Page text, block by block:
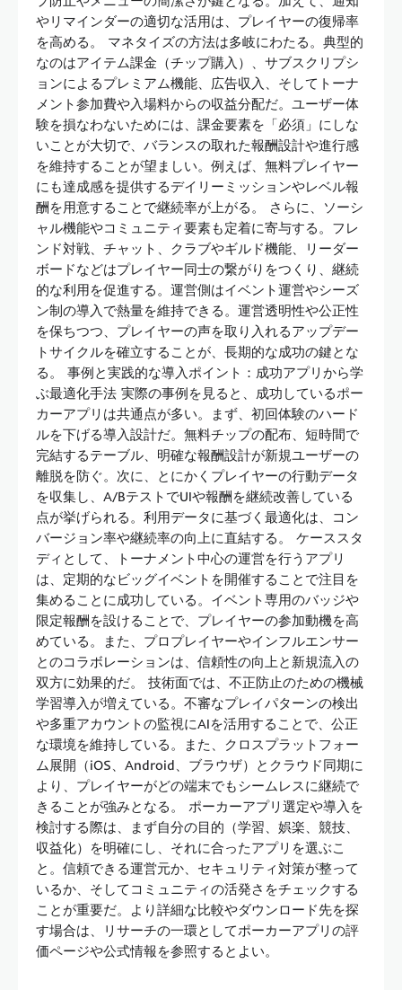
やリマインダーの適切な活用は、プレイヤーの復帰率
を高める。 マネタイズの方法は多岐にわたる。典型的
なのはアイテム課金（チップ購入）、サブスクリプシ
ョンによるプレミアム機能、広告収入、そしてトーナ
メント参加費や入場料からの収益分配だ。ユーザー体
験を損なわないためには、課金要素を「必須」にしな
いことが大切で、バランスの取れた報酬設計や進行感
を維持することが望ましい。例えば、無料プレイヤー
にも達成感を提供するデイリーミッションやレベル報
酬を用意することで継続率が上がる。 さらに、ソーシ
ャル機能やコミュニティ要素も定着に寄与する。フレ
ンド対戦、チャット、クラブやギルド機能、リーダー
ボードなどはプレイヤー同士の繋がりをつくり、継続
的な利用を促進する。運営側はイベント運営やシーズ
ン制の導入で熱量を維持できる。運営透明性や公正性
を保ちつつ、プレイヤーの声を取り入れるアップデー
トサイクルを確立することが、長期的な成功の鍵とな
る。 事例と実践的な導入ポイント：成功アプリから学
ぶ最適化手法 実際の事例を見ると、成功しているポー
カーアプリは共通点が多い。まず、初回体験のハード
ルを下げる導入設計だ。無料チップの配布、短時間で
完結するテーブル、明確な報酬設計が新規ユーザーの
離脱を防ぐ。次に、とにかくプレイヤーの行動データ
を収集し、A/BテストでUIや報酬を継続改善している
点が挙げられる。利用データに基づく最適化は、コン
バージョン率や継続率の向上に直結する。 ケーススタ
ディとして、トーナメント中心の運営を行うアプリ
は、定期的なビッグイベントを開催することで注目を
集めることに成功している。イベント専用のバッジや
限定報酬を設けることで、プレイヤーの参加動機を高
めている。また、プロプレイヤーやインフルエンサー
とのコラボレーションは、信頼性の向上と新規流入の
双方に効果的だ。 技術面では、不正防止のための機械
学習導入が増えている。不審なプレイパターンの検出
や多重アカウントの監視にAIを活用することで、公正
な環境を維持している。また、クロスプラットフォー
ム展開（iOS、Android、ブラウザ）とクラウド同期に
より、プレイヤーがどの端末でもシームレスに継続で
きることが強みとなる。 ポーカーアプリ選定や導入を
検討する際は、まず自分の目的（学習、娯楽、競技、
収益化）を明確にし、それに合ったアプリを選ぶこ
と。信頼できる運営元か、セキュリティ対策が整って
いるか、そしてコミュニティの活発さをチェックする
ことが重要だ。より詳細な比較やダウンロード先を探
す場合は、リサーチの一環としてポーカーアプリの評
価ページや公式情報を参照するとよい。